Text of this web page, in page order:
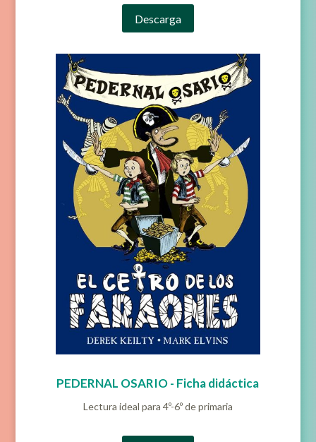
Descarga
PEDERNAL OSARIO - Ficha didáctica
Lectura ideal para 4º-6º de primaria